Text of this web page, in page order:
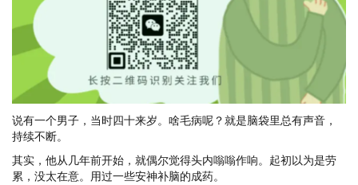
说有一个男子，当时四十来岁。啥毛病呢？就是脑袋里总有声音，
持续不断。
其实，他从几年前开始，就偶尔觉得头内嗡嗡作响。起初以为是劳
累，没太在意。用过一些安神补脑的成药。